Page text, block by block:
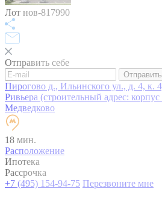
Лот нов-817990
Отправить себе
Отправить
Пирогово д., Ильинского ул., д. 4, к.
Ривьера (строительный адрес: корпус
Медведково
18 мин.
Расположение
Ипотека
Рассрочка
+7 (495) 154-94-75 Перезвоните мне